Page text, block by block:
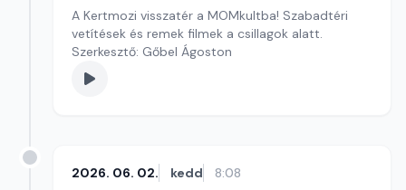
A Kertmozi visszatér a MOMkultba! Szabadtéri
vetítések és remek filmek a csillagok alatt.
Szerkesztő: Gőbel Ágoston
2026. 06. 02. kedd 8:08